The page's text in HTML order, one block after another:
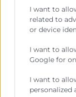
I want to
related to
or device
I want to
Google for
I want to
personalized
Perfil del
Transparencia
Precio